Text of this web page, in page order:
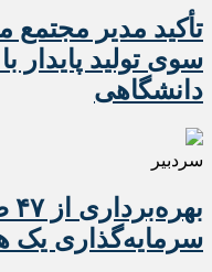
تأکید مدیر
سوی تولید پایدار
دانشگاهی
سردبیر
سرمایه‌گذاری یک